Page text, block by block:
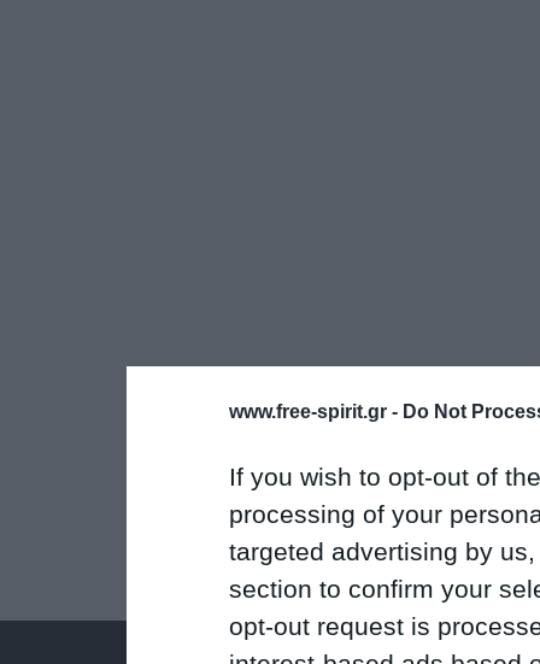
www.free-spirit.gr - Do Not
If you wish to opt-out of
processing of your
targeted advertising by
section to confirm your
opt-out request is